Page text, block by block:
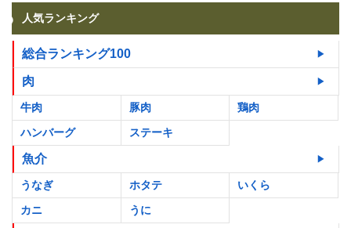
人気ランキング
総合ランキング100
肉
牛肉 豚肉
鶏肉
ハンバーグ
ステーキ
魚介
うなぎ ホタテ
いくら
カニ
うに